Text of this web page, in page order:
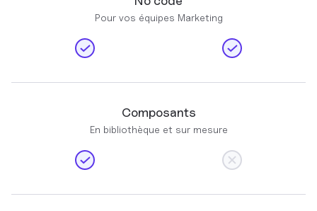
Pour vos équipes Marketing
Composants
En bibliothèque et sur mesure